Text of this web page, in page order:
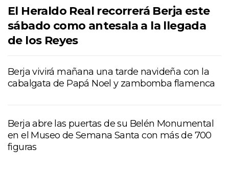
El Heraldo Real recorrerá Berja este
sábado como antesala a la llegada
de los Reyes
Berja vivirá mañana una tarde navideña con la
cabalgata de Papá Noel y zambomba flamenca
Berja abre las puertas de su Belén Monumental
en el Museo de Semana Santa con más de 700
figuras